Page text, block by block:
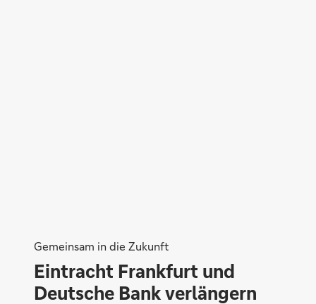
Gemeinsam in die Zukunft
Eintracht Frankfurt und
Deutsche Bank verlängern